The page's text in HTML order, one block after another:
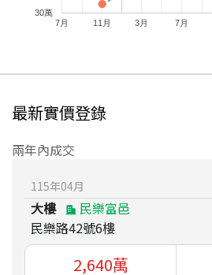
7月 11月 3月 7月
30萬
最新實價登錄
兩年內成交
115年04月
大樓
民樂富邑
民樂路42號6樓
2,640萬